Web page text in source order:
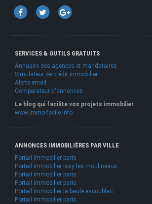
SERVICES & OUTILS GRATUITS
Annuaire des agences et mandataires
Simulateur de crédit immobilier
Alerte email
Comparateur d'annonces
Le blog qui facilite vos projets immobilier :
www.immo-facile.info
ANNONCES IMMOBILIÈRES PAR VILLE
Portail immobilier paris
Portail immobilier issy les moulineaux
Portail immobilier paris
Portail immobilier paris
Portail immobilier la baule escoublac
Portail immobilier paris